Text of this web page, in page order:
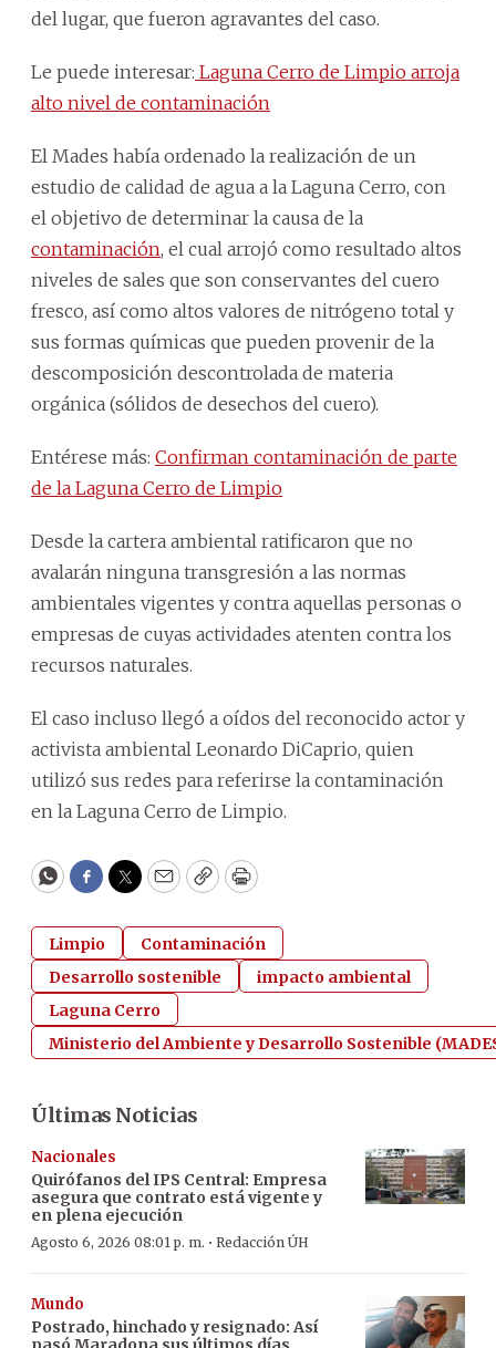
del lugar, que fueron agravantes del caso.
Le puede interesar: Laguna Cerro de Limpio arroja
alto nivel de contaminación
El Mades había ordenado la realización de un
estudio de calidad de agua a la Laguna Cerro, con
el objetivo de determinar la causa de la
contaminación, el cual arrojó como resultado altos
niveles de sales que son conservantes del cuero
fresco, así como altos valores de nitrógeno total y
sus formas químicas que pueden provenir de la
descomposición descontrolada de materia
orgánica (sólidos de desechos del cuero).
Entérese más: Confirman contaminación de parte
de la Laguna Cerro de Limpio
Desde la cartera ambiental ratificaron que no
avalarán ninguna transgresión a las normas
ambientales vigentes y contra aquellas personas o
empresas de cuyas actividades atenten contra los
recursos naturales.
El caso incluso llegó a oídos del reconocido actor y
activista ambiental Leonardo DiCaprio, quien
utilizó sus redes para referirse la contaminación
en la Laguna Cerro de Limpio.
WhatsApp
Facebook
Twitter
EmailCopyPrint
Limpio
Contaminación
Desarrollo sostenible
impacto ambiental
Laguna Cerro
Ministerio del Ambiente y Desarrollo Sostenible
Últimas Noticias
Nacionales
Quirófanos del IPS Central: Empresa
asegura que contrato está vigente y
en plena ejecución
Agosto 6, 2026 08:01 p. m. · Redacción ÚH
Mundo
Postrado, hinchado y resignado: Así